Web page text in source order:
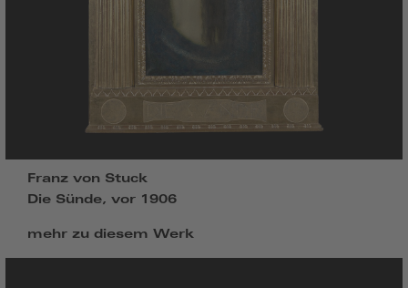
Franz von Stuck
Die Sünde, vor 1906
mehr zu diesem Werk